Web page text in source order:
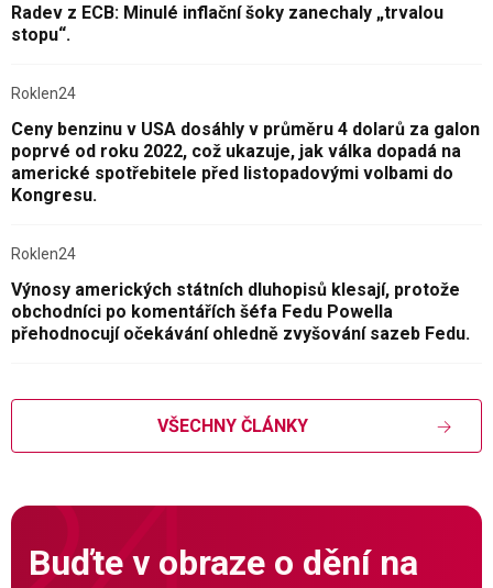
Radev z ECB: Minulé inflační šoky zanechaly „trvalou
stopu“.
Roklen24
Ceny benzinu v USA dosáhly v průměru 4 dolarů za galon
poprvé od roku 2022, což ukazuje, jak válka dopadá na
americké spotřebitele před listopadovými volbami do
Kongresu.
Roklen24
Výnosy amerických státních dluhopisů klesají, protože
obchodníci po komentářích šéfa Fedu Powella
přehodnocují očekávání ohledně zvyšování sazeb Fedu.
VŠECHNY ČLÁNKY
Buďte v obraze o dění na